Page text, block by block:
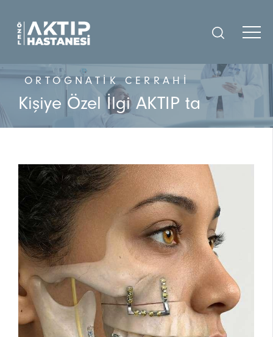
ORTOGNATIK CERRAHI
Kişiye Özel İlgi AKTIP ta